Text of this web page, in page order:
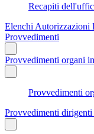
Recapiti
Elenchi Autorizzazioni
Provvedimenti
Provvedimenti organi
Provvedimenti
Provvedimenti